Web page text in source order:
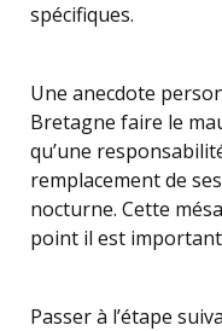
spécifiques.
Une anecdote
Bretagne faire le
qu’une
remplacement de
nocturne. Cette
point il est important
Passer à l’étape